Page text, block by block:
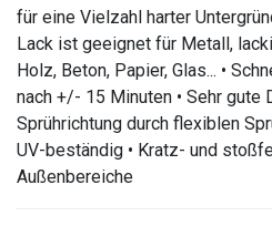
für eine Vielzahl harter
Lack ist geeignet für Metall,
Holz, Beton, Papier, Glas... •
nach +/- 15 Minuten • Sehr gute
Sprührichtung durch flexiblen
UV-beständig • Kratz- und
Außenbereiche